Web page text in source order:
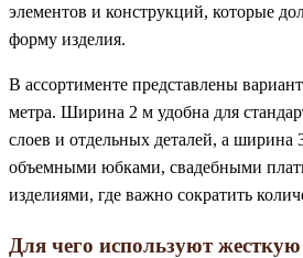
элементов и конструкций, которые
форму изделия.
В ассортименте представлены
метра. Ширина 2 м удобна для
слоев и отдельных деталей, а ширина
объемными юбками, свадебными
изделиями, где важно сократить
Для чего используют жесткую